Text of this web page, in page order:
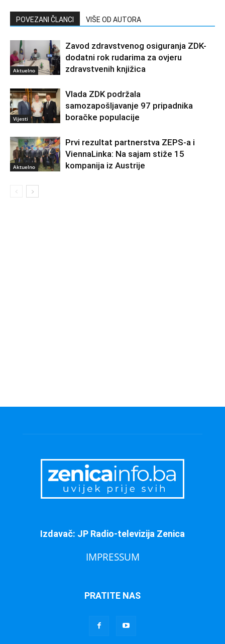
POVEZANI ČLANCI VIŠE OD AUTORA
Aktuelno
Zavod zdravstvenog osiguranja ZDK-
dodatni rok rudarima za ovjeru
zdravstvenih knjižica
Vijesti
Vlada ZDK podržala
samozapošljavanje 97 pripadnika
boračke populacije
Aktuelno
Prvi rezultat partnerstva ZEPS-a i
ViennaLinka: Na sajam stiže 15
kompanija iz Austrije
Izdavač: JP Radio-televizija Zenica
IMPRESSUM
PRATITE NAS